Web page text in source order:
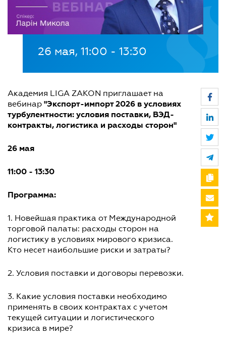
26 мая, 11:00 - 13:30
Академия LIGA ZAKON приглашает на
вебинар "Экспорт-импорт 2026 в условиях
турбулентности: условия поставки, ВЭД-
контракты, логистика и расходы сторон"
26 мая
11:00 - 13:30
Программа:
1. Новейшая практика от Международной
торговой палаты: расходы сторон на
логистику в условиях мирового кризиса.
Кто несет наибольшие риски и затраты?
2. Условия поставки и договоры перевозки.
3. Какие условия поставки необходимо
применять в своих контрактах с учетом
текущей ситуации и логистического
кризиса в мире?